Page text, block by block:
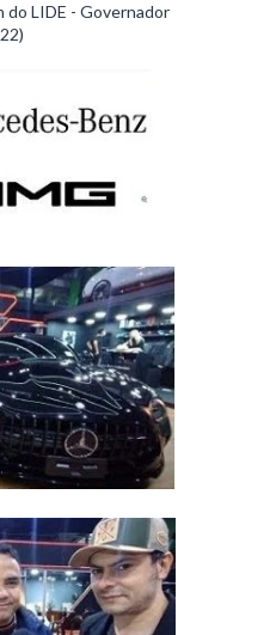
do LIDE - Governador